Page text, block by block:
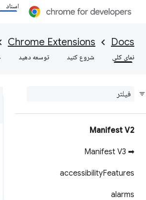
اسناد
Docs
Chrome Extensions
نمای کلی شروع کنید توسعه دهید
Manifest V2
➡ Manifest V3
accessibilityFeatures
alarms